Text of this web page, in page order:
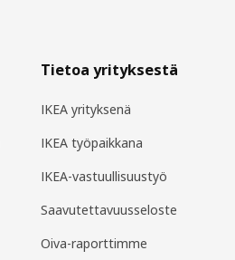
Tietoa yrityksestä
IKEA yrityksenä
IKEA työpaikkana
IKEA-vastuullisuustyö
Saavutettavuusseloste
Oiva-raporttimme